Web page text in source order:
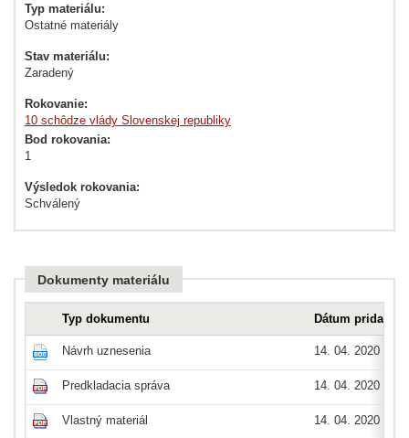
Typ materiálu:
Ostatné materiály
Stav materiálu:
Zaradený
Rokovanie:
10 schôdze vlády Slovenskej republiky
Bod rokovania:
1
Výsledok rokovania:
Schválený
Dokumenty materiálu
Typ dokumentu Dátum pridania
Návrh uznesenia 14. 04. 2020
Predkladacia správa 14. 04. 2020
Vlastný materiál 14. 04. 2020